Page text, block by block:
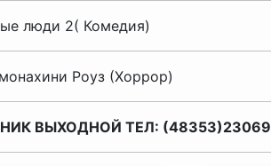
люди 2( Комедия)
Роуз (Хоррор)
ВЫХОДНОЙ ТЕЛ: (48353)23069